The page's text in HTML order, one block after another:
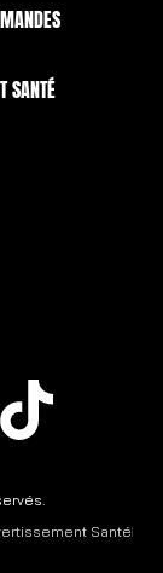
SANTÉ
Santé